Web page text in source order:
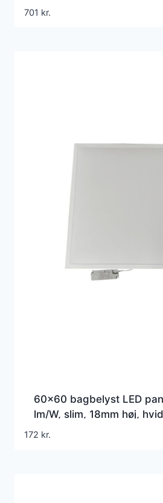
kant, Ikke dmpbar
701 kr.
60×60 bagbelyst LED
lm/W, slim, 18mm høj,
172 kr.